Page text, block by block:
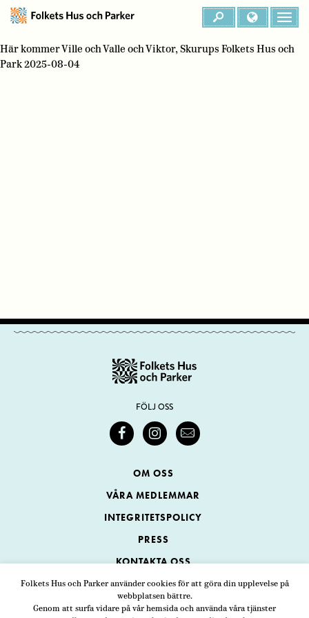
Folkets Hus och Parker använder cookies för att göra din upplevelse på
webbplatsen bättre.
Genom att surfa vidare på vår hemsida och använda våra tjänster
Här kommer Ville och Valle och Viktor, Skurups Folkets Hus och
Park 2025-08-04
FÖLJ OSS
OM OSS
VÅRA MEDLEMMAR
INTEGRITETSPOLICY
PRESS
KONTAKTA OSS
Folkets Hus och Parker